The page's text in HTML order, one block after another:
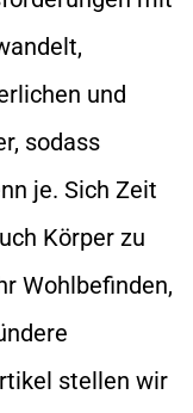
und
sodass
je. Sich Zeit
Körper zu
Wohlbefinden,
stellen wir